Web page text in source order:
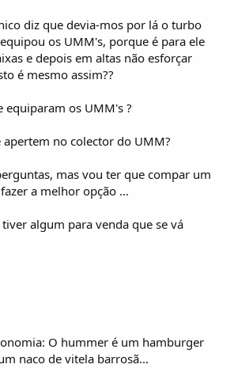
diz que devia-mos por lá o turbo
os UMM's, porque é para ele
e depois em altas não esforçar
é mesmo assim??
equiparam os UMM's ?
no colector do UMM?
mas vou ter que compar um
a melhor opção ...
algum para venda que se vá
O hummer é um hamburger
naco de vitela barrosã...